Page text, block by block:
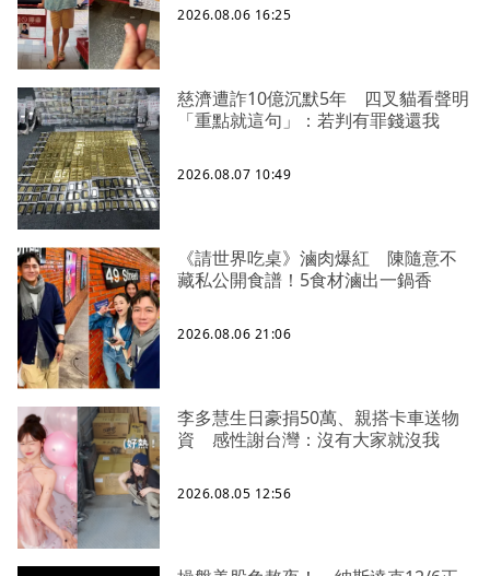
2026.08.06 16:25
慈濟遭詐10億沉默5年 四叉貓看聲明
「重點就這句」：若判有罪錢還我
2026.08.07 10:49
《請世界吃桌》滷肉爆紅 陳隨意不
藏私公開食譜！5食材滷出一鍋香
2026.08.06 21:06
李多慧生日豪捐50萬、親搭卡車送物
資 感性謝台灣：沒有大家就沒我
2026.08.05 12:56